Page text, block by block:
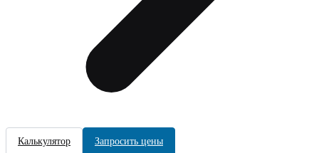
Калькулятор Запросить цены